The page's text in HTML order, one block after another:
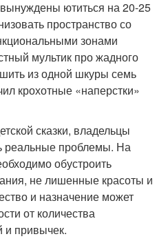
ютиться на 20-25
пространство со
зонами
мультик про жадного
из одной шкуры семь
крохотные «наперстки»
сказки, владельцы
проблемы. На
обустроить
не лишенные красоты и
и назначение может
от количества
и привычек.